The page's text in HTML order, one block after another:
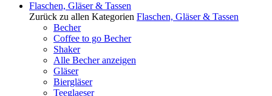
Flaschen, Gläser & Tassen
Zurück zu allen Kategorien Flaschen, Gläser & Tassen
Becher
Coffee to go Becher
Shaker
Alle Becher anzeigen
Gläser
Biergläser
Teeglaeser